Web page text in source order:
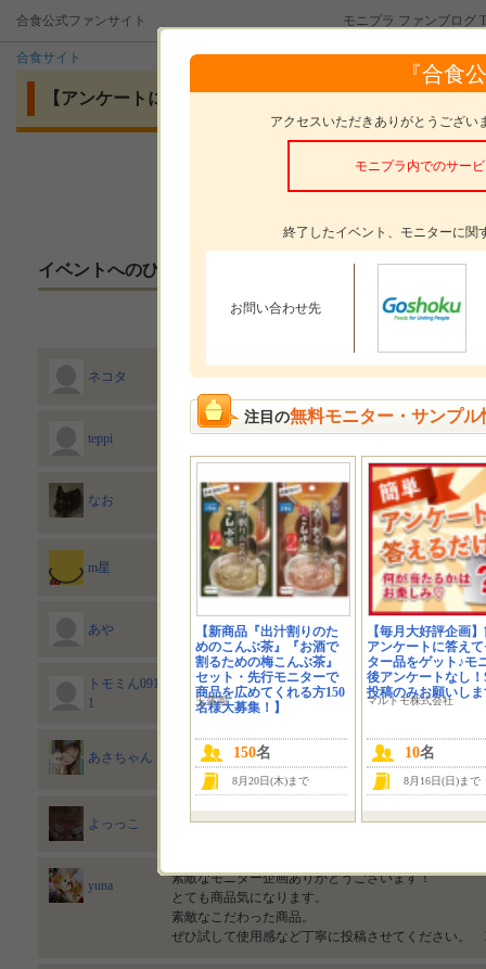
合食公式ファンサイト モニプラ ファンブログ
合食サイト
『合食
アクセスいただきありがとうござい
モニプラ内でのサー
終了したイベント、モニターに関
お問い合わせ先
注目の無料モニター・サンプル
【新商品『出汁割りのた
めのこんぶ茶』『お酒で
割るための梅こんぶ茶』
セット・先行モニターで
商品を広めてくれる方150
名様大募集！】
玉露園
150名
8月20日(木)まで
【毎月大好評企画
アンケートに答え
ター品をゲット♪モ
後アンケートなし！
投稿のみお願いしま
マルトモ株式会社
10名
8月16日(日)まで
【アンケートに答えて応募！】函館あさひ 荒ほぐし鮭
モニタープレゼント 函館あさ
イベントへのひとこと
ネコタ お願いします！2022/07/31
teppi おいしそうだし簡単に食べられるので味わってみ
なお
鮭ほぐしは、混ぜたり和えたり日頃からよく利用し
パスタ、お弁当で大活躍！明太風味も美味しそう！
m星 どうぞよろしくお願い致しますm(_ _)m2022/07/31
あや 夏休み中の子供たちのお昼ご飯におにぎりにして
トモミん091
1
コンビニで、美味しくて簡単なイタリアンが食べれ
り、比較的高いから、でも、値段に相当する美味
あさちゃん
鮭と明太子どちらもだいすきなものが合体しててご
よろしくお願い致します。2022/07/31
よっっこ
yuna
素敵なモニター企画ありがとうございます！
とても商品気になります。
素敵なこだわった商品。
ぜひ試して使用感など丁寧に投稿させてください。